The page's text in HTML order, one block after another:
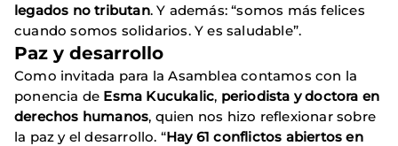
legados no tributan. Y además: “somos más felices
cuando somos solidarios. Y es saludable”.
Paz y desarrollo
Como invitada para la Asamblea contamos con la
ponencia de Esma Kucukalic, periodista y doctora en
derechos humanos, quien nos hizo reflexionar sobre
la paz y el desarrollo. “Hay 61 conflictos abiertos en